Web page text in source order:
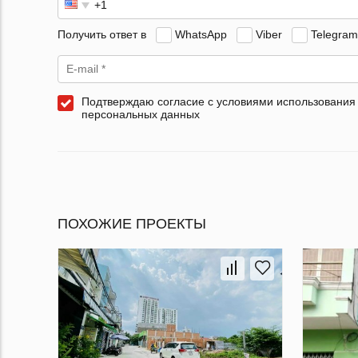
Получить ответ в WhatsApp Viber Telegram
Подтверждаю согласие с условиями использования
персональных данных
ПОХОЖИЕ ПРОЕКТЫ